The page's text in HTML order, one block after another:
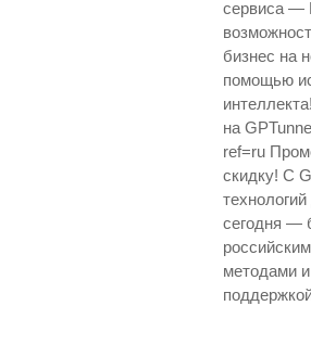
сервиса —
бизнес на
помощью
на
ref=ru
скидку! С
сегодня —
методами